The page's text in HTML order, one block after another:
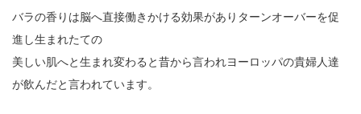
バラの香りは脳へ直接働きかける効果がありターンオーバーを促
進し生まれたての
美しい肌へと生まれ変わると昔から言われヨーロッパの貴婦人達
が飲んだと言われています。